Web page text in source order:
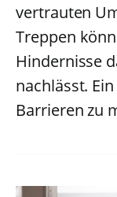
vertrauten
Treppen
Hindernisse
nachlässt.
Barrieren zu